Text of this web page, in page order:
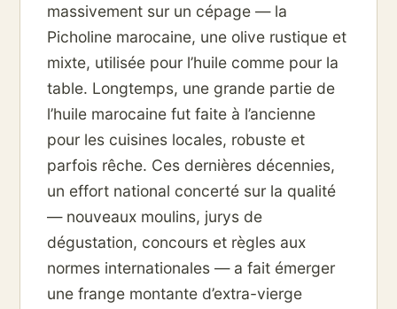
massivement sur un cépage — la
Picholine marocaine, une olive rustique et
mixte, utilisée pour l’huile comme pour la
table. Longtemps, une grande partie de
l’huile marocaine fut faite à l’ancienne
pour les cuisines locales, robuste et
parfois rêche. Ces dernières décennies,
un effort national concerté sur la qualité
— nouveaux moulins, jurys de
dégustation, concours et règles aux
normes internationales — a fait émerger
une frange montante d’extra-vierge